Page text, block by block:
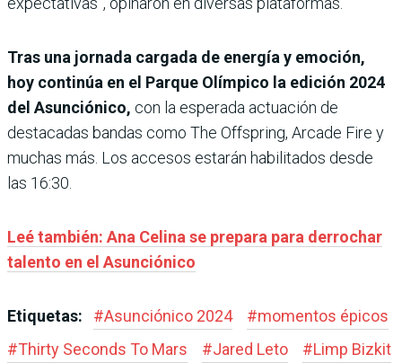
Tras una jornada cargada de energía y emoción,
hoy continúa en el Parque Olímpico la edición 2024
del Asunciónico, con la esperada actuación de
destacadas bandas como The Offspring, Arcade Fire y
muchas más. Los accesos estarán habilitados desde
las 16:30.
Leé también: Ana Celina se prepara para derrochar
talento en el Asunciónico
Etiquetas: #Asunciónico 2024 #momentos épicos
#Thirty Seconds To Mars #Jared Leto #Limp Bizkit